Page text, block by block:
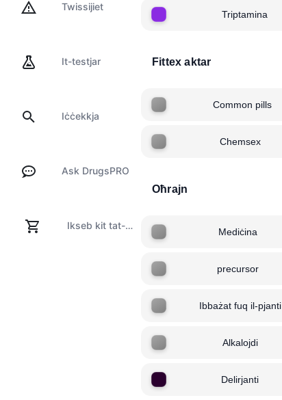
Twissijiet
It-testjar
Iċċekkja
Ask DrugsPRO
Ikseb kit tat-test
Triptamina
Fittex aktar
Common pills
Chemsex
Oħrajn
Mediċina
precursor
Ibbażat fuq il-pjanti
Alkalojdi
Delirjanti